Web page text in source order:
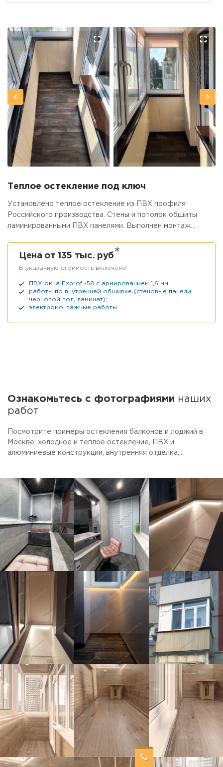
Французское остекление
Остекление коттеджа
Остекление с выносом
Остекление лоджии 3,5 м
Остекление лоджии 6,0 м
Теплое остекление под ключ
Установлено теплое остекление из ПВХ профиля
Российского производства. Стены и потолок обшиты
ламинированными ПВХ панелями. Выполнен монтаж
В качестве дополнительных работ установлены
глянцевые подоконники серии «Комфорт», потолочная
сушилка для белья «Лиана», освещение, розетки.
Выполняем остекление балконов и лоджий, цена в Москве
с материалами.
Цена от 135 тыс. руб*
В указанную стоимость включено:
ПВХ окна Exprof -58 с армированием 1,6 мм;
работы по внутренней обшивке (стеновые панели,
черновой пол, ламинат);
электромонтажные работы.
Ознакомьтесь с фотографиями наших
работ
Посмотрите примеры остекления балконов и лоджий в
Москве: холодное и теплое остекление, ПВХ и
алюминиевые конструкции, внутренняя отделка,
вариантов стоимости